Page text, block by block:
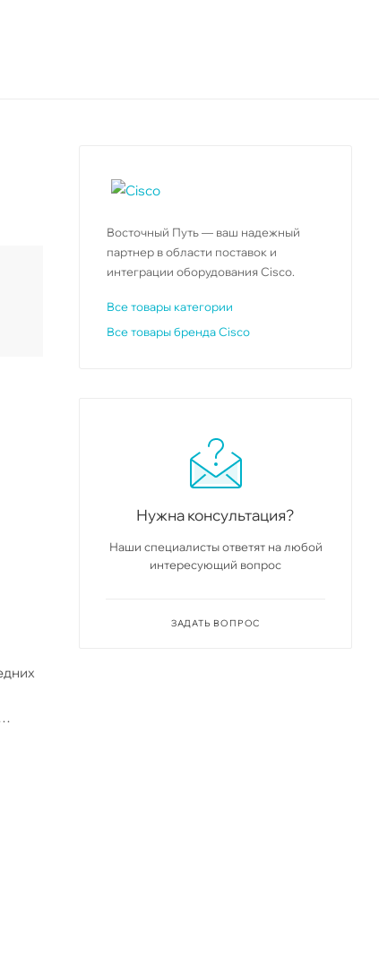
Восточный Путь — ваш надежный
партнер в области поставок и
интеграции оборудования Cisco.
Все товары категории
Все товары бренда Cisco
Нужна консультация?
Наши специалисты ответят на любой
интересующий вопрос
ЗАДАТЬ ВОПРОС